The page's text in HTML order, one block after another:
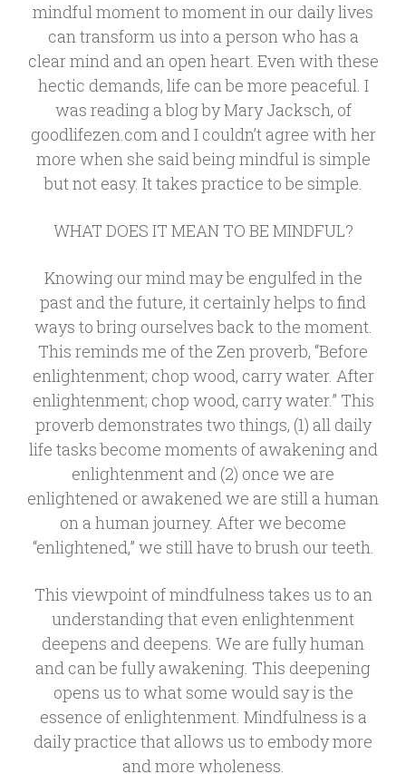
mindful moment to moment in our daily lives
can transform us into a person who has a
clear mind and an open heart. Even with these
hectic demands, life can be more peaceful. I
was reading a blog by Mary Jacksch, of
goodlifezen.com and I couldn’t agree with her
more when she said being mindful is simple
but not easy. It takes practice to be simple.
WHAT DOES IT MEAN TO BE MINDFUL?
Knowing our mind may be engulfed in the
past and the future, it certainly helps to find
ways to bring ourselves back to the moment.
This reminds me of the Zen proverb, “Before
enlightenment; chop wood, carry water. After
enlightenment; chop wood, carry water.” This
proverb demonstrates two things, (1) all daily
life tasks become moments of awakening and
enlightenment and (2) once we are
enlightened or awakened we are still a human
on a human journey. After we become
“enlightened,” we still have to brush our teeth.
This viewpoint of mindfulness takes us to an
understanding that even enlightenment
deepens and deepens. We are fully human
and can be fully awakening. This deepening
opens us to what some would say is the
essence of enlightenment. Mindfulness is a
daily practice that allows us to embody more
and more wholeness.